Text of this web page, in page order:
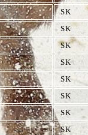
SK
SK
SK
SK
SK
SK
SK
SK